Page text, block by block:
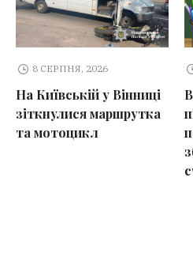
8 СЕРПНЯ, 2026
На Київській у Вінниці
зіткнулися маршрутка
та мотоцикл